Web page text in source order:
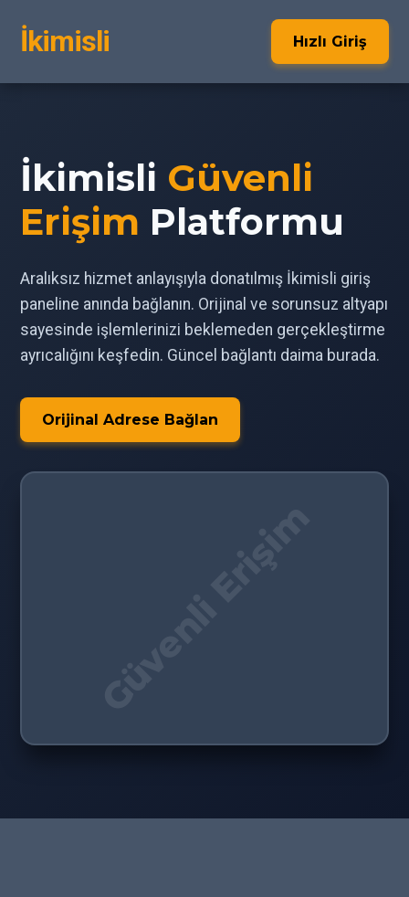
İkimisli Hızlı Giriş
İkimisli Güvenli
Erişim Platformu
Aralıksız hizmet anlayışıyla donatılmış İkimisli giriş
paneline anında bağlanın. Orijinal ve sorunsuz altyapı
sayesinde işlemlerinizi beklemeden gerçekleştirme
ayrıcalığını keşfedin. Güncel bağlantı daima burada.
Orijinal Adrese Bağlan